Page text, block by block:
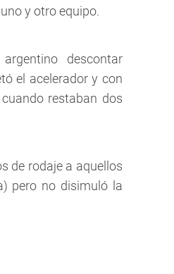
y otro equipo.
descontar
el acelerador y con
restaban dos
de rodaje a aquellos
pero no disimuló la